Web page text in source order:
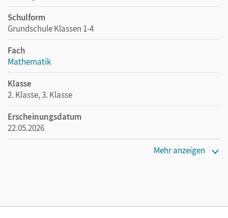
Schulform
Grundschule Klassen 1-4
Fach
Mathematik
Klasse
2. Klasse, 3. Klasse
Erscheinungsdatum
22.05.2026
Mehr anzeigen